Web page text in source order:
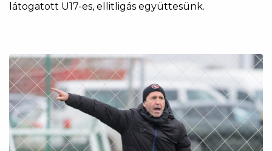
látogatott U17-es, ellitligás együttesünk.